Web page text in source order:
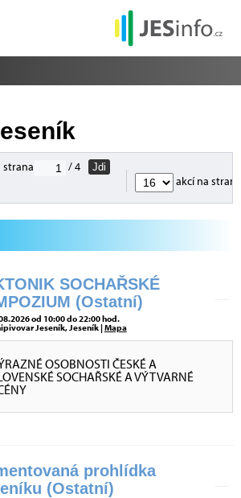
strana / 4
Jdi
akcí na
SOCHAŘSKÉ
(Ostatní)
od 10:00 do 22:00 hod.
Jeseník, Jeseník |Mapa
OSOBNOSTI ČESKÉ A
SOCHAŘSKÉ A VÝTVARNÉ
prohlídka
(Ostatní)